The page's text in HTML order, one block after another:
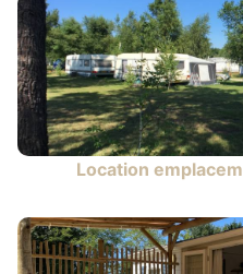
Location